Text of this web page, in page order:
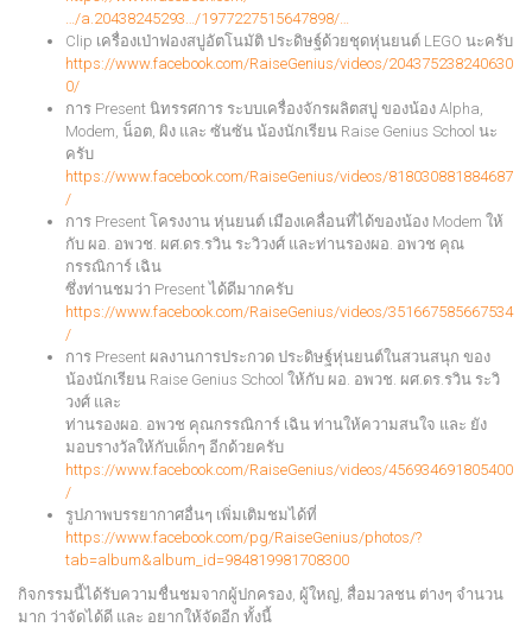
…/a.20438245293…/1977227515647898/…
Clip เครื่องเป่าฟองสบู่อัตโนมัติ ประดิษฐ์ด้วยชุดหุ่นยนต์ LEGO นะครับ
https://www.facebook.com/RaiseGenius/videos/204375238240630
0/
การ Present นิทรรศการ ระบบเครื่องจักรผลิตสบู่ ของน้อง Alpha,
Modem, น็อต, ผิง และ ซันซัน น้องนักเรียน Raise Genius School นะ
ครับ
https://www.facebook.com/RaiseGenius/videos/818030881884687
/
การ Present โครงงาน หุ่นยนต์ เมืองเคลื่อนที่ได้ของน้อง Modem ให้
กับ ผอ. อพวช. ผศ.ดร.รวิน ระวิวงศ์ และท่านรองผอ. อพวช คุณ
กรรณิการ์ เฉิน
ซึ่งท่านชมว่า Present ได้ดีมากครับ
https://www.facebook.com/RaiseGenius/videos/351667585667534
/
การ Present ผลงานการประกวด ประดิษฐ์หุ่นยนต์ในสวนสนุก ของ
น้องนักเรียน Raise Genius School ให้กับ ผอ. อพวช. ผศ.ดร.รวิน ระวิ
วงศ์ และ
ท่านรองผอ. อพวช คุณกรรณิการ์ เฉิน ท่านให้ความสนใจ และ ยัง
มอบรางวัลให้กับเด็กๆ อีกด้วยครับ
https://www.facebook.com/RaiseGenius/videos/456934691805400
/
รูปภาพบรรยากาศอื่นๆ เพิ่มเติมชมได้ที่
https://www.facebook.com/pg/RaiseGenius/photos/?
tab=album&album_id=984819981708300
กิจกรรมนี้ได้รับความชื่นชมจากผู้ปกครอง, ผู้ใหญ่, สื่อมวลชน ต่างๆ จำนวน
มาก ว่าจัดได้ดี และ อยากให้จัดอีก ทั้งนี้